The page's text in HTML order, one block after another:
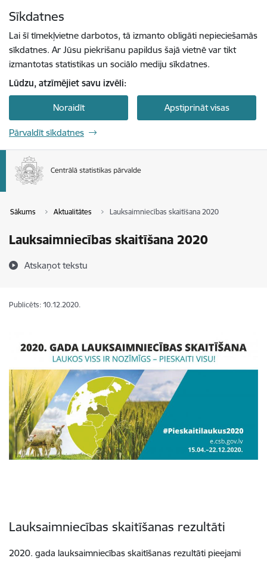
Sīkdatnes
Lai šī tīmekļvietne darbotos, tā izmanto obligāti nepieciešamās
sīkdatnes. Ar Jūsu piekrišanu papildus šajā vietnē var tikt
izmantotas statistikas un sociālo mediju sīkdatnes.
Lūdzu, atzīmējiet savu izvēli:
Noraidīt Apstiprināt visas
Pārvaldīt sīkdatnes
Sākums Aktualitātes Lauksaimniecības skaitīšana 2020
Lauksaimniecības skaitīšana 2020
Atskaņot tekstu
Publicēts: 10.12.2020.
Lauksaimniecības skaitīšanas rezultāti
2020. gada lauksaimniecības skaitīšanas rezultāti pieejami